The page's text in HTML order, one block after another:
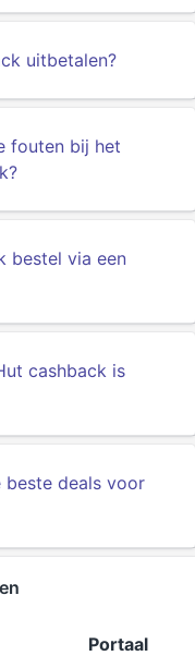
uitbetalen?
fouten bij het
bestel via een
cashback is
deals voor
Portaal